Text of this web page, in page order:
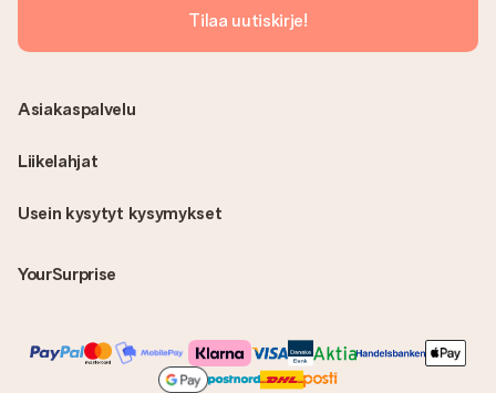
Tilaa uutiskirje!
Usein kysytyt kysymykset
YourSurprise
Asiakaspalvelu
Liikelahjat